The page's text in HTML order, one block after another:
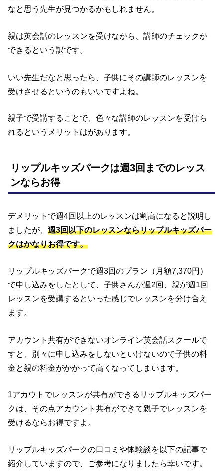
なと思う先生が見つかるかもしれません。
親は英会話のレッスンを受けながら、講師のチェックが
できる という訳です。
いい先生だなと思ったら、子供にその講師のレッスンを
受けさせるというのもいいですよね。
親子で受講することで、色々な講師のレッスンを受けら
れるというメリットはがあります。
リップルキッズパークは週3回までのレッス
ンならお得
デメリットで週4回以上のレッスンは割高になると説明し
ましたが、週3回以下のレッスンならリップルキッズパー
クはかなりお得です。
リップルキッズパークで週3回のプラン（月額7,370円）
で申し込みをしたとして、子供さんが週2回、親が週1回
レッスンを受講するといった感じでレッスンを分け合え
ます。
アカウント共有ができないオンライン英会話スクールで
すと、別々に申し込みをしないといけないので子供の料
金と親の料金がかかって高くなってしまいます。
1アカウトでレッスンが共有ができるリップルキッズパー
クは、その点アカウント共有ができて親子でレッスンを
受けるならお得ですよ。
リップルキッズパークの口コミや体験談を以下の記事で
紹介していますので、ご参考になりましたら幸いです。